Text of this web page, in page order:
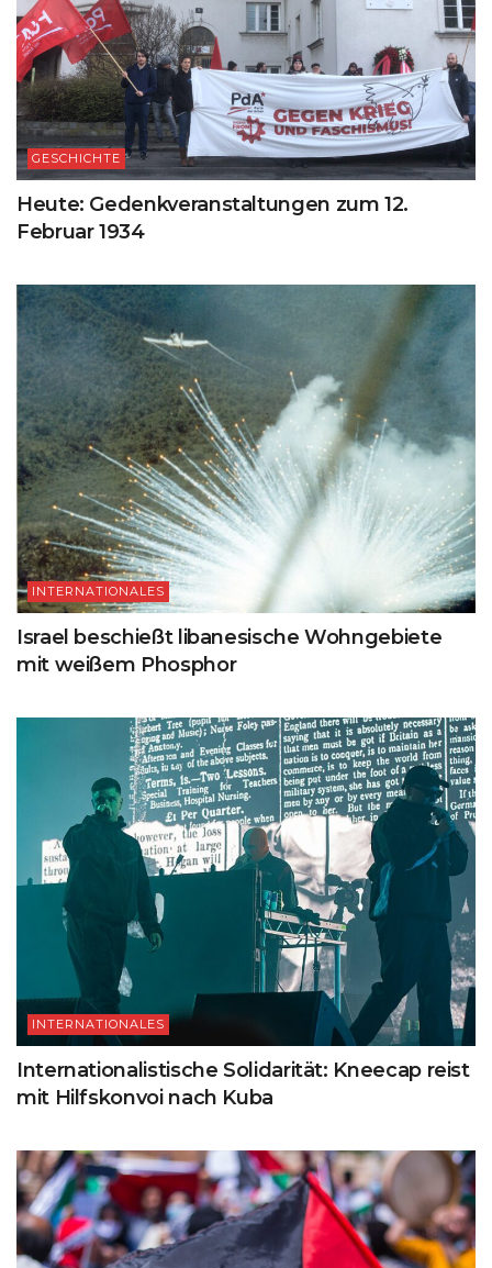
GESCHICHTE
Heute: Gedenkveranstaltungen zum 12.
Februar 1934
INTERNATIONALES
Israel beschießt libanesische Wohngebiete
mit weißem Phosphor
INTERNATIONALES
Internationalistische Solidarität: Kneecap reist
mit Hilfskonvoi nach Kuba